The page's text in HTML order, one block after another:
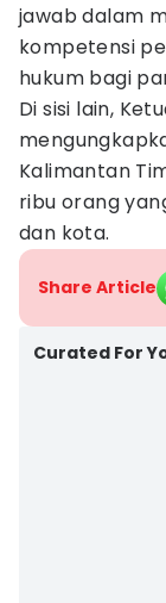
jawab dalam
kompetensi
hukum bagi
Di sisi lain,
Kalimantan
ribu orang
dan kota.
Share Article
Curated For